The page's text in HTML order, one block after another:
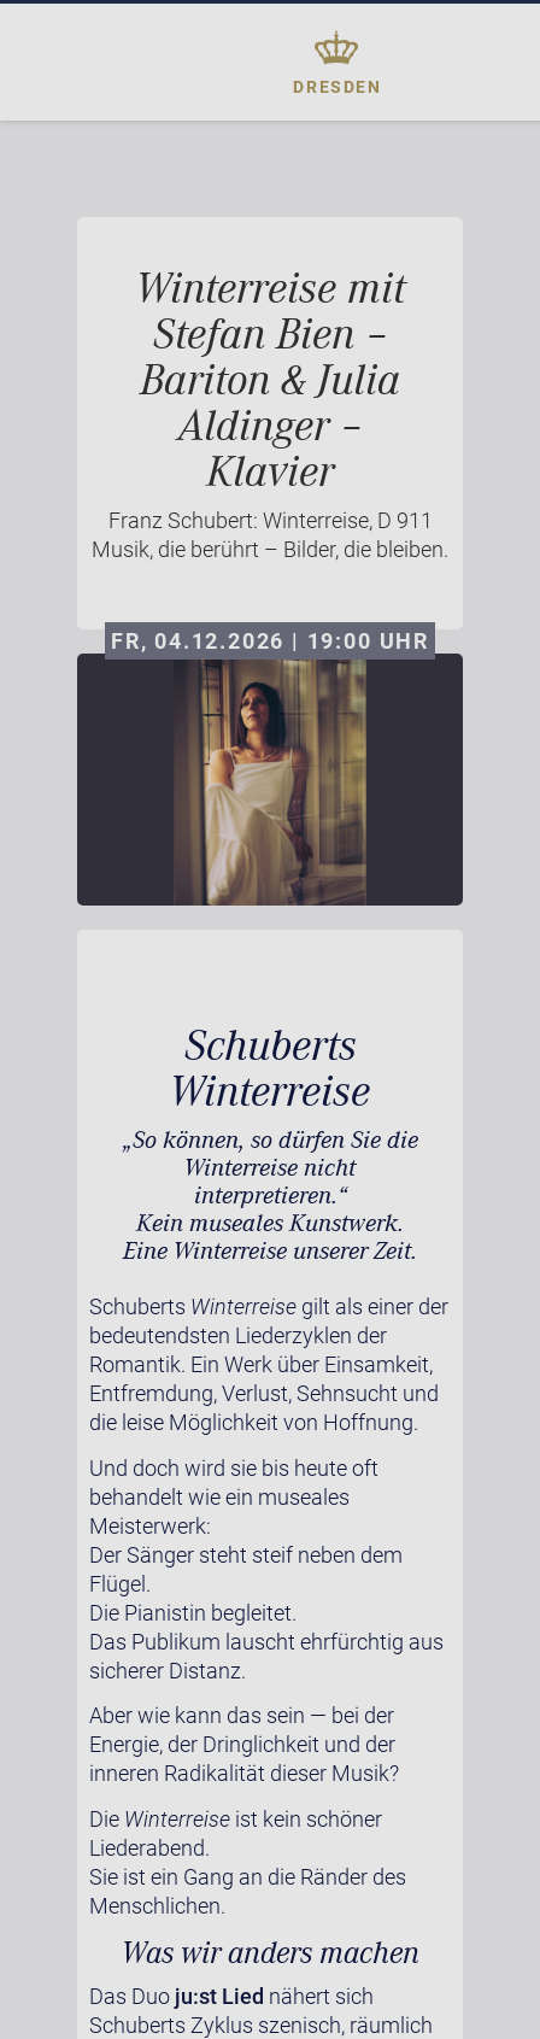
DRESDEN
Winterreise mit
Stefan Bien –
Bariton & Julia
Aldinger –
Klavier
Franz Schubert: Winterreise, D 911
Musik, die berührt – Bilder, die bleiben.
FR, 04.12.2026 | 19:00 UHR
Schuberts
Winterreise
„So können, so dürfen Sie die
Winterreise nicht
interpretieren.“
Kein museales Kunstwerk.
Eine Winterreise unserer Zeit.
Schuberts Winterreise gilt als einer der
bedeutendsten Liederzyklen der
Romantik. Ein Werk über Einsamkeit,
Entfremdung, Verlust, Sehnsucht und
die leise Möglichkeit von Hoffnung.
Und doch wird sie bis heute oft
behandelt wie ein museales
Meisterwerk:
Der Sänger steht steif neben dem
Flügel.
Die Pianistin begleitet.
Das Publikum lauscht ehrfürchtig aus
sicherer Distanz.
Aber wie kann das sein — bei der
Energie, der Dringlichkeit und der
inneren Radikalität dieser Musik?
Die Winterreise ist kein schöner
Liederabend.
Sie ist ein Gang an die Ränder des
Menschlichen.
Was wir anders machen
Das Duo ju:st Lied nähert sich
Schuberts Zyklus szenisch, räumlich